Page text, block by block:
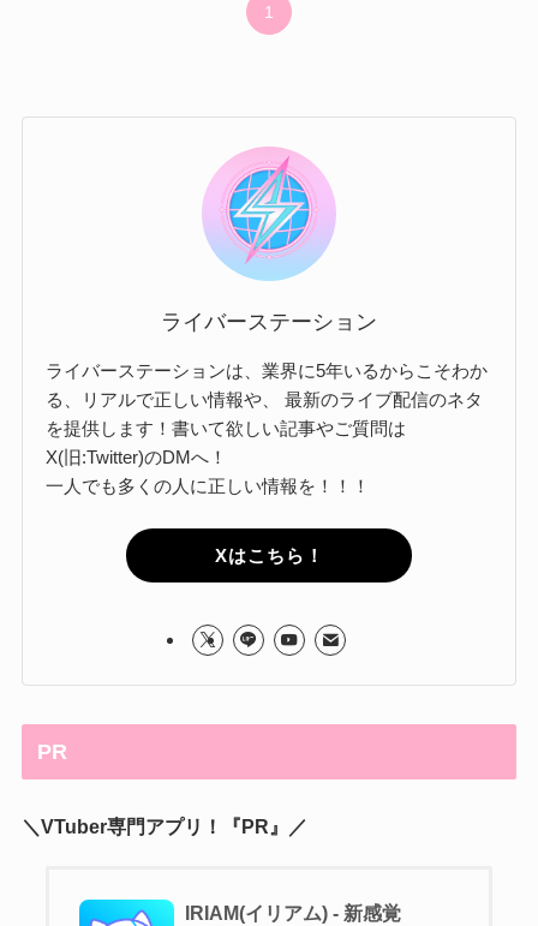
1
ライバーステーション
ライバーステーションは、業界に5年いるからこそわか
る、リアルで正しい情報や、 最新のライブ配信のネタ
を提供します！書いて欲しい記事やご質問は
X(旧:Twitter)のDMへ！
一人でも多くの人に正しい情報を！！！
Xはこちら！
PR
＼VTuber専門アプリ！『PR』／
IRIAM(イリアム) - 新感覚